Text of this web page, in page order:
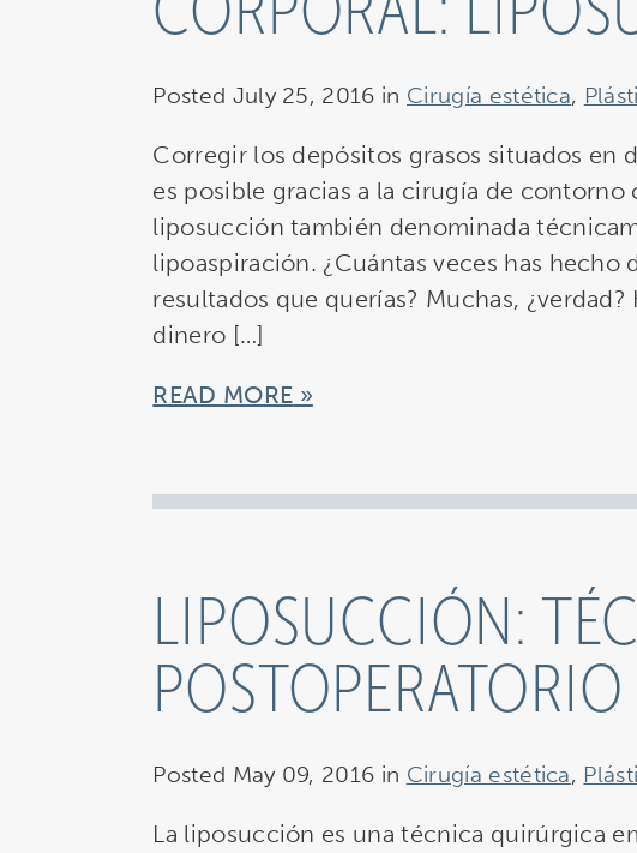
Posted July 25, 2016 in Cirugía estética,
Corregir los depósitos grasos situados en
es posible gracias a la cirugía de
liposucción también denominada
lipoaspiración. ¿Cuántas veces has hecho
resultados que querías? Muchas,
dinero […]
READ MORE
LIPOSUCCIÓN:
POSTOPERATORIO
Posted May 09, 2016 in Cirugía estética,
La liposucción es una técnica quirúrgica